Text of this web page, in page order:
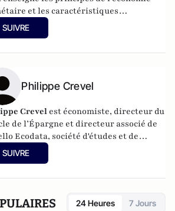
et les caractéristiques
des marchés de capitaux.
SUIVRE
Philippe Crevel
Crevel est économiste, directeur du
de l’Épargne et directeur associé de
Ecodata, société d'études et de
en stratégies économiques.
SUIVRE
24 Heures 7 Jours